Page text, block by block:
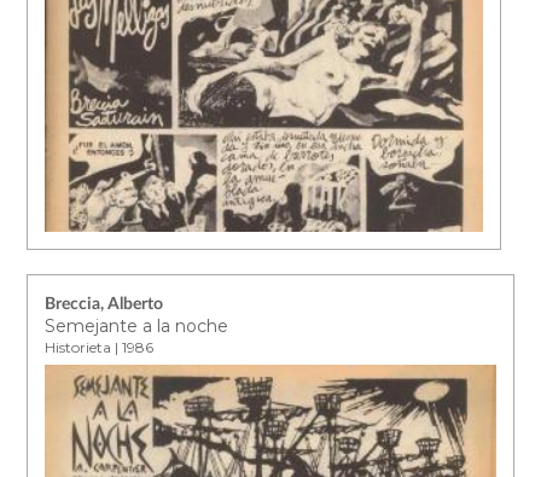
Breccia, Alberto
Semejante a la noche
Historieta | 1986